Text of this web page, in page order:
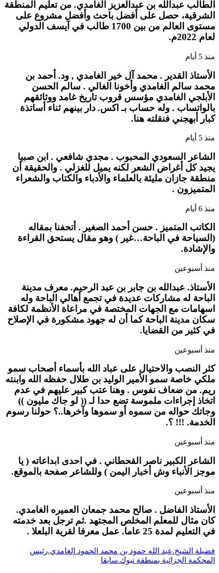
الطالب عبدالله بن عبدالعزيز الغامدي. من تعليم المنطقة
الشرقية، حصل على أفضل باحث وأفضل مشروع على
مستوى العالم من بين 1700 طالب في آيسف الدولي
لعام 2022م.
منذ 5 أيام
الأستاذ القدير . محمد آل خير الغامدي , ود. أحمد بن
محمد سالم الغامدي وأخونا الغالي . سالم الحسن
الأبلجي الغامدي مؤسس قروب تاريخ غامد ووثائقهم
بالواتساب . وله حساب بـ اكس. دار بينهم ثناء أساتذة
كبار أبهجني فنقلته هنا.
منذ 5 أيام
الشاعر السعودي المحبوب . مجدي شافعي . ابن صبيا
يجيد كل أغراض الشعر لكنه يميل للغزلي . والحقيقة أن
منطقة جازان مليئة بالعلماء والأدباء والكتاب والشعراء
المتميزون .
منذ 6 أيام
الكاتب المتميز . حسن أحمد الصغير . أتحفنا بمقاله
(السياحة في الباحة…غير ) وهو مقال يستحق القراءة
والإشادة.
منذ أسبوعين
الأستاذ. عبدالله بن جابر بن عبد الرحيم. معرف مدينة
الباحة له مشاركات عديدة في تجمع أهالي الباحة وله
اسهامات مع الجهات المختصة في مراعاة الأنظمة لكافة
سكان مدينة الباحة كما أن له جهود مشكورة في الإصلاح
في كثير من القضايا.
منذ أسبوعين
كثر النصب والاحتيال على عباد الله بأسماء أصحاب سمو
ملكي خاصة سمو الأمير الوليد بن طلال حفظه الله وابنته
ريم. من ضعاف نفوس . وهنا عتب كبير عليهم في عدم
اتخاذ إجراءات ملموسة تضع حدا لـ (( لو جاك مليون ))
وجاتك حواله من سموه أو سموها وآخرها..؟ حولنا رسوم
الخدمة. !!! ؟.
منذ أسبوعين
الشاعر الكبير ناصر القحطاني . في احدى ابداعاته ( يا
موجز الأنباء وش أخبار اليمن ) وللشاعر صفحة بالموقع.
منذ أسبوعين
الأستاذ الفاضل . صالح محمد جمعان العميره الغامدي.
كان مثال للمعلم المخلص المجتهد .ثم ترجل بعد خدمته
في التعليم لمدة 25 عاما. عمل معرفا لقرية البلعلا .
فضيلة الشيخ.عبد الله حمود بن محمد الحمود الغامدي.رئيس
المحكمة الجزائية بمنطقة تبوك.سابقا